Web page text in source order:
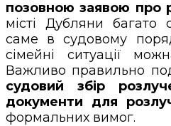
позовною заявою про
місті Дубляни багато
саме в судовому
сімейні ситуації
Важливо правильно
судовий збір
документи для
формальних вимог.